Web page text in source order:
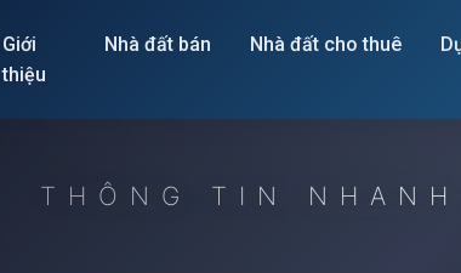
Giới
thiệu
Nhà đất bán Nhà đất cho thuê
THÔNG TIN